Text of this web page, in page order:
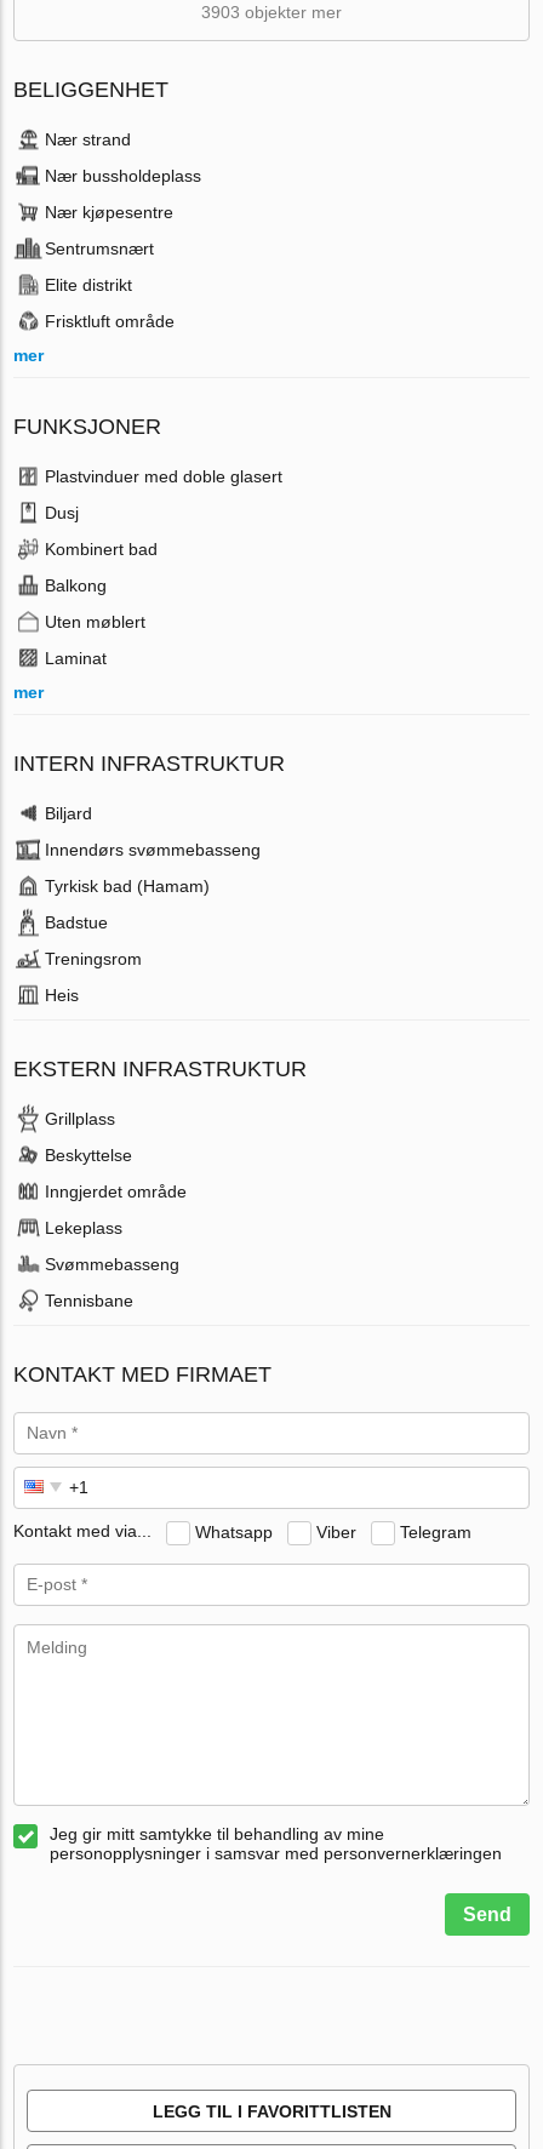
3903 objekter mer
BELIGGENHET
Nær strand
Nær bussholdeplass
Nær kjøpesentre
Sentrumsnært
Elite distrikt
Frisktluft område
mer
FUNKSJONER
Plastvinduer med doble glasert
Dusj
Kombinert bad
Balkong
Uten møblert
Laminat
mer
INTERN INFRASTRUKTUR
Biljard
Innendørs svømmebasseng
Tyrkisk bad (Hamam)
Badstue
Treningsrom
Heis
EKSTERN INFRASTRUKTUR
Grillplass
Beskyttelse
Inngjerdet område
Lekeplass
Svømmebasseng
Tennisbane
KONTAKT MED FIRMAET
Kontakt med via... Whatsapp Viber Telegram
Jeg gir mitt samtykke til behandling av mine
personopplysninger i samsvar med personvernerklæringen
Send
LEGG TIL I FAVORITTLISTEN